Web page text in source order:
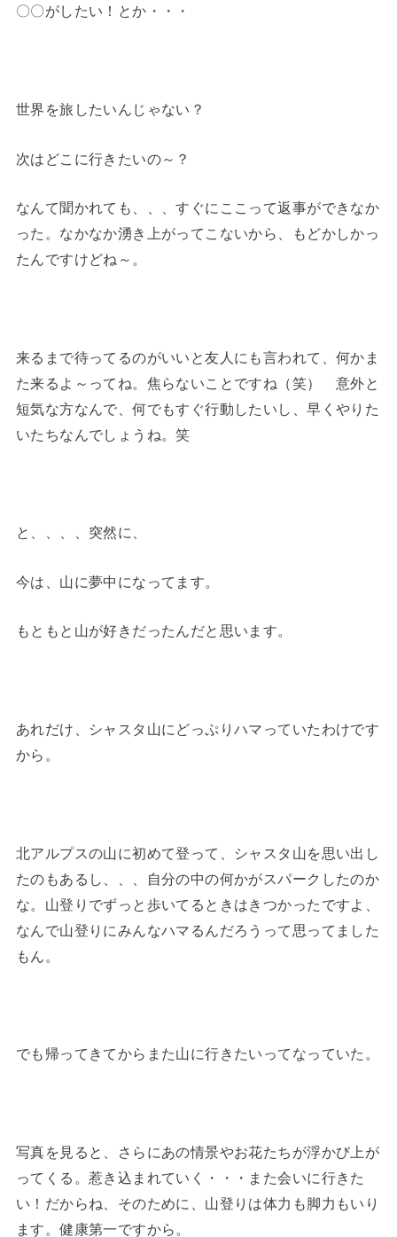
〇〇がしたい！とか・・・
世界を旅したいんじゃない？
次はどこに行きたいの～？
なんて聞かれても、、、すぐにここって返事ができなか
った。なかなか湧き上がってこないから、もどかしかっ
たんですけどね～。
来るまで待ってるのがいいと友人にも言われて、何かま
た来るよ～ってね。焦らないことですね（笑） 意外と
短気な方なんで、何でもすぐ行動したいし、早くやりた
いたちなんでしょうね。笑
と、、、、突然に、
今は、山に夢中になってます。
もともと山が好きだったんだと思います。
あれだけ、シャスタ山にどっぷりハマっていたわけです
から。
北アルプスの山に初めて登って、シャスタ山を思い出し
たのもあるし、、、自分の中の何かがスパークしたのか
な。山登りでずっと歩いてるときはきつかったですよ、
なんで山登りにみんなハマるんだろうって思ってました
もん。
でも帰ってきてからまた山に行きたいってなっていた。
写真を見ると、さらにあの情景やお花たちが浮かび上が
ってくる。惹き込まれていく・・・また会いに行きた
い！だからね、そのために、山登りは体力も脚力もいり
ます。健康第一ですから。